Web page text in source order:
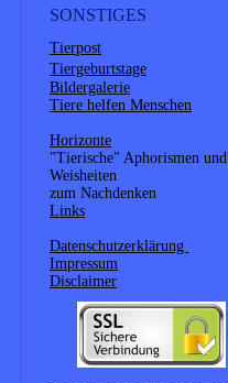
SONSTIGES
Tierpost
Tiergeburtstage
Bildergalerie
Tiere helfen Menschen
Horizonte
"Tierische" Aphorismen und
Weisheiten
zum Nachdenken
Links
Datenschutzerklärung
Impressum
Disclaimer